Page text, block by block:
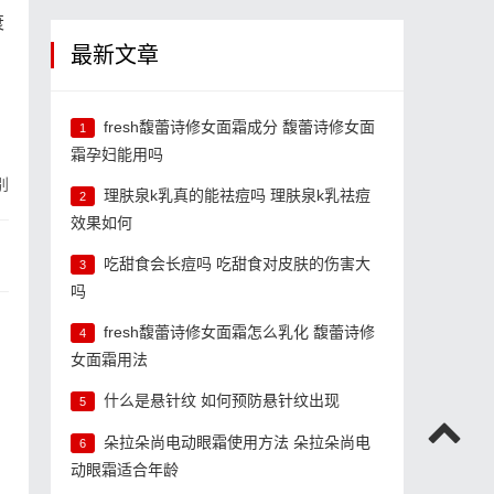
最新文章
1
fresh馥蕾诗修女面霜成分 馥蕾诗修女面
霜孕妇能用吗
2
理肤泉k乳真的能祛痘吗 理肤泉k乳祛痘
效果如何
3
吃甜食会长痘吗 吃甜食对皮肤的伤害大
吗
4
fresh馥蕾诗修女面霜怎么乳化 馥蕾诗修
女面霜用法
5 什么是悬针纹 如何预防悬针纹出现
6
朵拉朵尚电动眼霜使用方法 朵拉朵尚电
动眼霜适合年龄